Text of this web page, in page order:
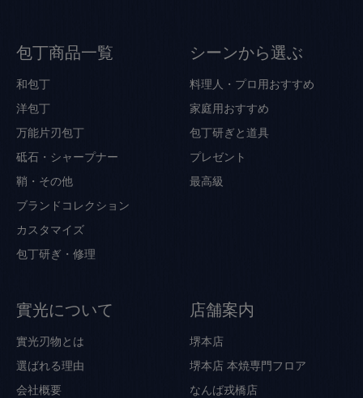
包丁商品一覧
和包丁
洋包丁
万能片刃包丁
砥石・シャープナー
鞘・その他
ブランドコレクション
カスタマイズ
包丁研ぎ・修理
シーンから選ぶ
料理人・プロ用おすすめ
家庭用おすすめ
包丁研ぎと道具
プレゼント
最高級
實光について
實光刃物とは
選ばれる理由
会社概要
店舗案内
堺本店
堺本店 本焼専門フロア
なんば戎橋店